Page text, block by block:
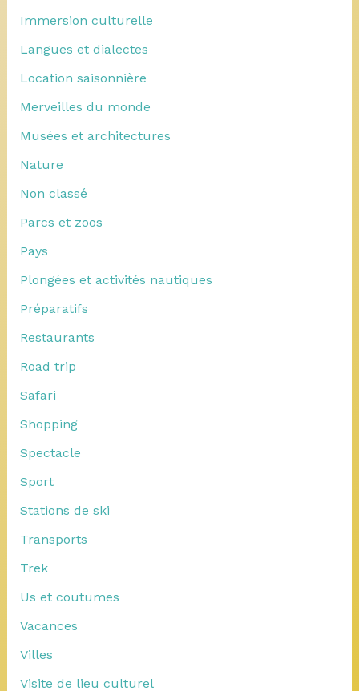
Immersion culturelle
Langues et dialectes
Location saisonnière
Merveilles du monde
Musées et architectures
Nature
Non classé
Parcs et zoos
Pays
Plongées et activités nautiques
Préparatifs
Restaurants
Road trip
Safari
Shopping
Spectacle
Sport
Stations de ski
Transports
Trek
Us et coutumes
Vacances
Villes
Visite de lieu culturel